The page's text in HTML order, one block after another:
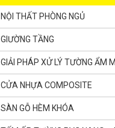
NỘI THẤT PHÒNG NGỦ
GIƯỜNG TẦNG
GIẢI PHÁP XỬ LÝ TƯỜNG ẨM
CỬA NHỰA COMPOSITE
SÀN GỖ HÈM KHÓA